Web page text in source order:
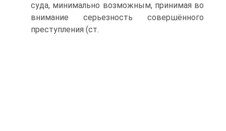
суда, минимально возможным, принимая во
внимание серьезность совершённого
преступления (ст.